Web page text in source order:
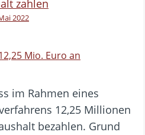
2022
Mio. Euro an
im Rahmen eines
12,25 Millionen
bezahlen. Grund